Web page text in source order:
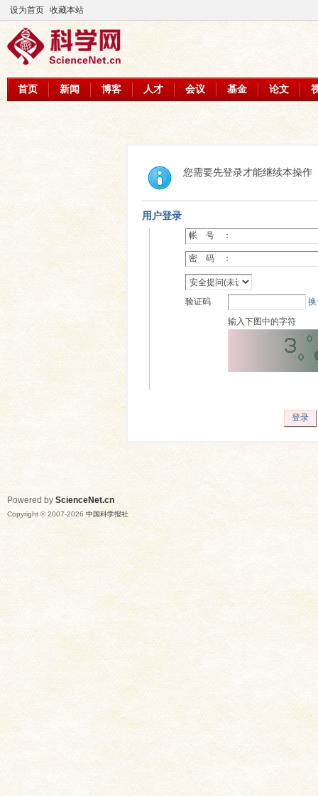
设为首页 收藏本站
首页 新闻 博客 人才 会议 基金 论文
您需要先登录才能继续本操作
用户登录
帐 号 ：
密 码 ：
验证码
输入下图中的字符
登录
Powered by ScienceNet.cn
Copyright © 2007-2026 中国科学报社